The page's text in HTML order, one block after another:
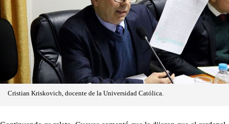
Cristian Kriskovich, docente de la Universidad Católica.